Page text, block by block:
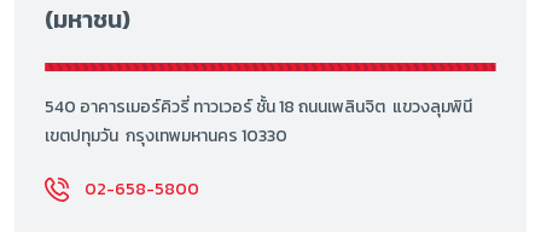
(มหาชน)
540 อาคารเมอร์คิวรี่ ทาวเวอร์ ชั้น 18 ถนนเพลินจิต แขวงลุมพินี
เขตปทุมวัน กรุงเทพมหานคร 10330
02-658-5800